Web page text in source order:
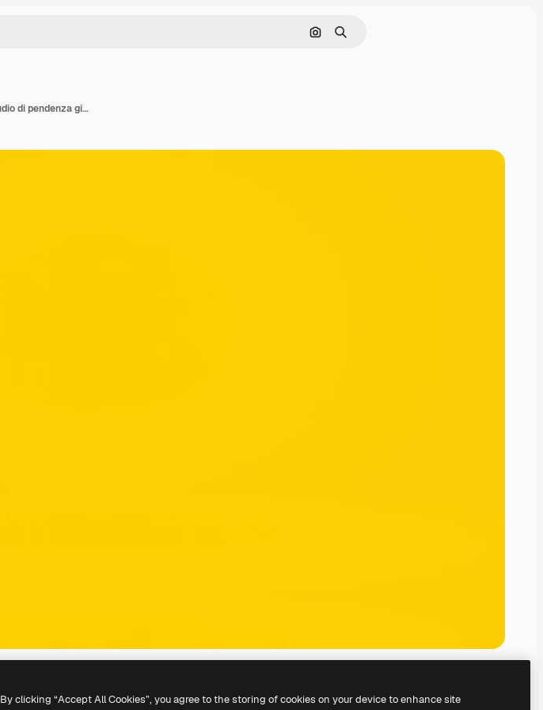
Cerca per immagine
Ricerca
Solido astratto del fondo della stanza della parete dello studio di pendenza gialla brillante.
By clicking “Accept All Cookies”, you agree to the storing of cookies on your device to enhance site